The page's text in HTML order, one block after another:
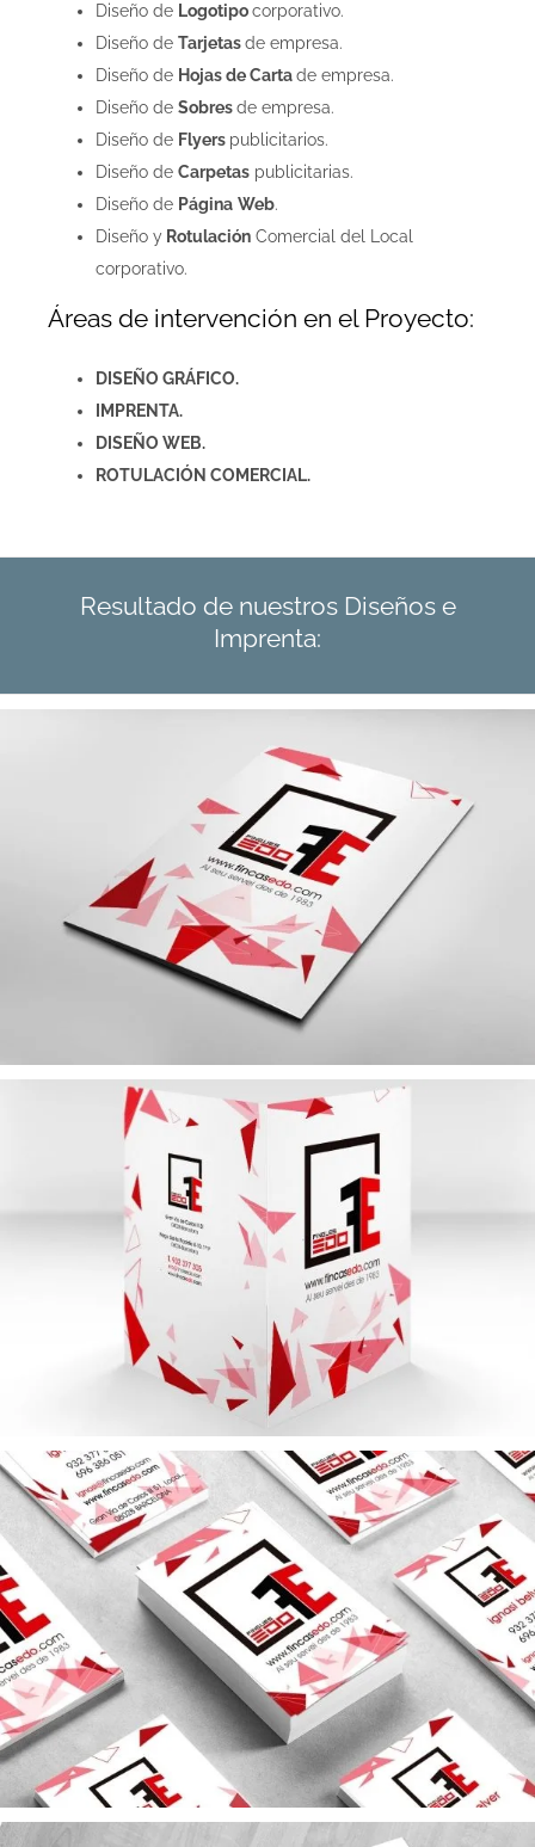
Diseño de Logotipocorporativo.
Diseño de Tarjetasde empresa.
Diseño de Hojas de Cartade empresa.
Diseño de Sobresde empresa.
Diseño de Flyers publicitarios.
Diseño de Carpetas publicitarias.
Diseño de Página Web.
Diseño y Rotulación Comercial del Local
corporativo.
Áreas de intervención en el Proyecto:
DISEÑO GRÁFICO.
IMPRENTA.
DISEÑO WEB.
ROTULACIÓN COMERCIAL.
Resultado de nuestros Diseños e
Imprenta: